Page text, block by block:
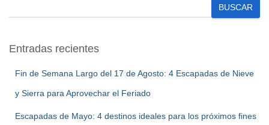
BUSCAR
Entradas recientes
Fin de Semana Largo del 17 de Agosto: 4 Escapadas de Nieve
y Sierra para Aprovechar el Feriado
Escapadas de Mayo: 4 destinos ideales para los próximos fines